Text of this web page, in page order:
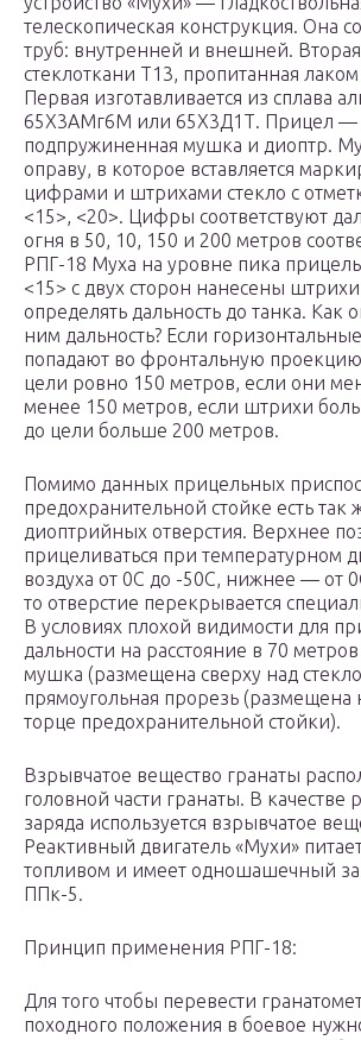
телескопическая конструкция. Она
труб: внутренней и внешней.
стеклоткани Т13, пропитанная
Первая изготавливается из сплава
65Х3АМг6М или 65Х3Д1Т. Прицел —
подпружиненная мушка и диоптр.
оправу, в которое вставляется
цифрами и штрихами стекло с
<15>, <20>. Цифры соответствуют
огня в 50, 10, 150 и 200 метров
РПГ-18 Муха на уровне пика
<15> с двух сторон нанесены
определять дальность до танка. Как
ним дальность? Если
попадают во фронтальную проекцию
цели ровно 150 метров, если они
менее 150 метров, если штрихи
до цели больше 200 метров.
Помимо данных прицельных
предохранительной стойке есть так
диоптрийных отверстия. Верхнее
прицеливаться при температурном
воздуха от 0С до -50С, нижнее — от
то отверстие перекрывается
В условиях плохой видимости для
дальности на расстояние в 70 метров
мушка (размещена сверху над
прямоугольная прорезь (размещена
торце предохранительной стойки).
Взрывчатое вещество гранаты
головной части гранаты. В качестве
заряда используется взрывчатое
Реактивный двигатель «Мухи»
топливом и имеет одношашечный
ППк-5.
Принцип применения РПГ-18:
Для того чтобы перевести
походного положения в боевое